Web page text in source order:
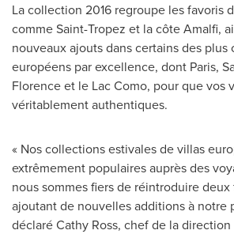
La collection 2016 regroupe les favoris
commeSaint-Tropez et la côte Amalfi,
nouveaux ajouts dans certains des plus
européens par excellence, dont Paris,
Florence et le Lac Como, pour que vos
véritablement authentiques.
« Nos collections estivales de villas
extrêmement populaires auprès des
nous sommes fiers de réintroduire
ajoutant de nouvelles additions à notre
déclaréCathy Ross, chef de la